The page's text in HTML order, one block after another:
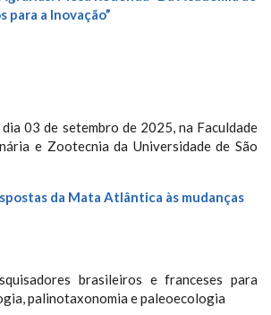
para a Inovação”
03 de setembro de 2025, na Faculdade
e Zootecnia da Universidade de São
da Mata Atlântica às mudanças
brasileiros e franceses para
palinotaxonomia e paleoecologia